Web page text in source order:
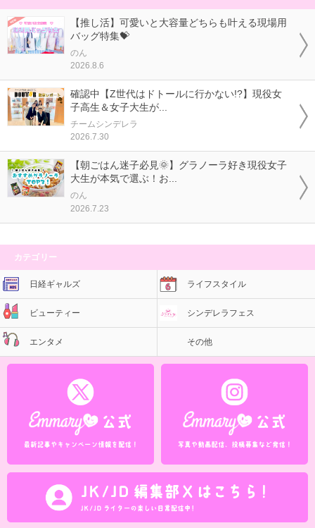
【推し活】可愛いと大容量どちらも叶える現場用
バッグ特集💝
のん
2026.8.6
確認中【Z世代はドトールに行かない!?】現役女
子高生＆女子大生が...
チームシンデレラ
2026.7.30
【朝ごはん迷子必見🌞】グラノーラ好き現役女子
大生が本気で選ぶ！お...
のん
2026.7.23
カテゴリー
日経ギャルズ ライフスタイル
ビューティー シンデレラフェス
エンタメ その他